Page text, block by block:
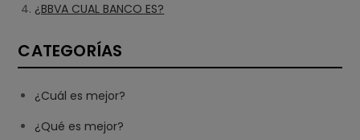
¿BBVA CUAL BANCO ES?
CATEGORÍAS
¿Cuál es mejor?
¿Qué es mejor?